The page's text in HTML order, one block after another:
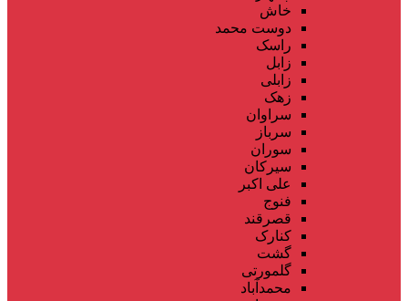
خاش
دوست محمد
راسک
زابل
زابلی
زهک
سراوان
سرباز
سوران
سیرکان
علی اکبر
فنوج
قصرقند
کنارک
گشت
گلمورتی
محمدآباد